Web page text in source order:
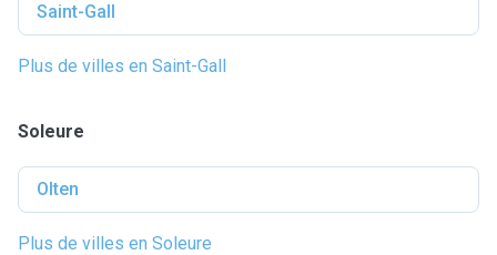
Saint-Gall
Plus de villes en Saint-Gall
Soleure
Olten
Plus de villes en Soleure